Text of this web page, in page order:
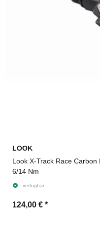
LOOK
Look X-Track Race
6/14 Nm
verfügbar
124,00 € *